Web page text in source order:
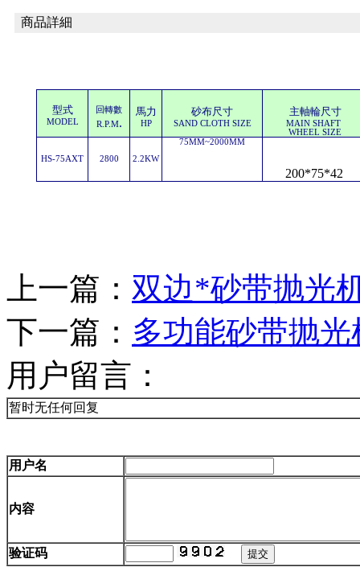
商品詳細
型式
MODEL
回轉數
R.P.M.
馬力
HP
砂布尺寸
SAND CLOTH SIZE
主軸輪尺寸
MAIN SHAFT
WHEEL SIZE
HS-75AXT 2800 2.2KW
75MM~2000MM
200*75*42
上一篇： 双边*砂带抛光
下一篇： 多功能砂带抛光
用户留言：
暂时无任何回复
用户名
内容
验证码